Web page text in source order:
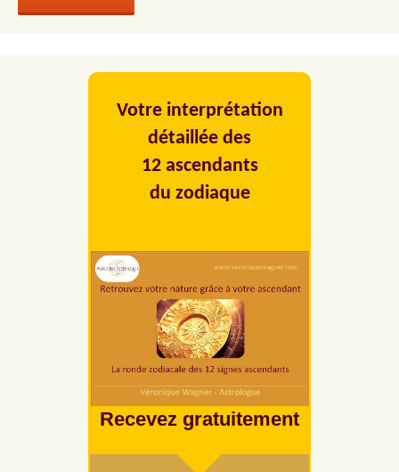
Votre interprétation
détaillée des
12 ascendants
du zodiaque
Recevez gratuitement